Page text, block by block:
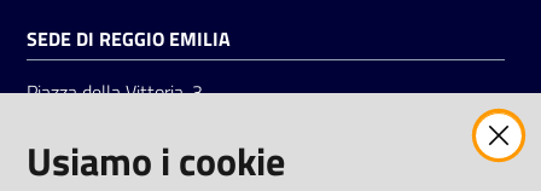
SEDE DI REGGIO EMILIA
Piazza della Vittoria, 3
Tel.0522 7961
Usiamo i cookie